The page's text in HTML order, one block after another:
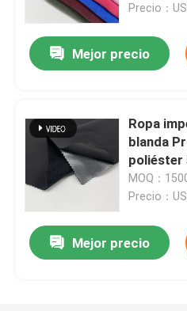
En casa
Los vídeos
Precio：
Mejor precio
Ropa
blanda
poliéster
MOQ：
Precio：
Mejor precio